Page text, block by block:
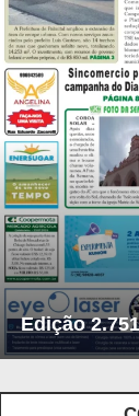
Edição